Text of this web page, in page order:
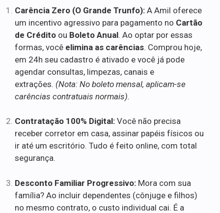
Carência Zero (O Grande Trunfo): A Amil oferece
um incentivo agressivo para pagamento no Cartão
de Crédito ou Boleto Anual. Ao optar por essas
formas, você elimina as carências. Comprou hoje,
em 24h seu cadastro é ativado e você já pode
agendar consultas, limpezas, canais e
extrações. (Nota: No boleto mensal, aplicam-se
carências contratuais normais).
Contratação 100% Digital: Você não precisa
receber corretor em casa, assinar papéis físicos ou
ir até um escritório. Tudo é feito online, com total
segurança.
Desconto Familiar Progressivo: Mora com sua
família? Ao incluir dependentes (cônjuge e filhos)
no mesmo contrato, o custo individual cai. É a